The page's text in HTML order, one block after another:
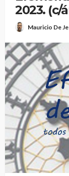
2023. (c/
Mauricio De